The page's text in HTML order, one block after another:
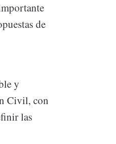
de
y
Civil, con
las